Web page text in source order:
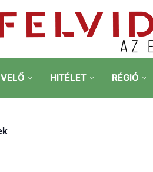
HITÉLET RÉGIÓ